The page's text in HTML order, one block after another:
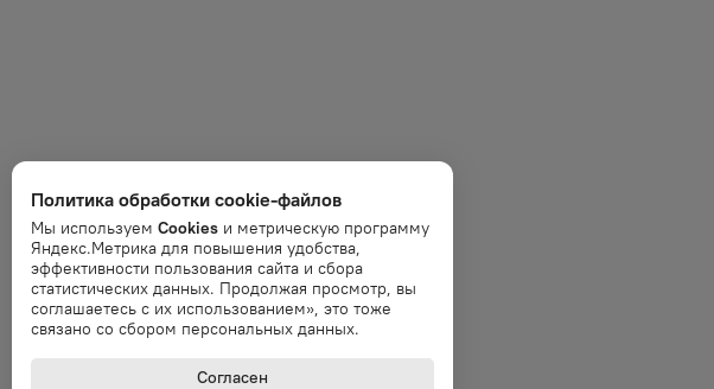
Политика обработки cookie-файлов
Мы используем Cookies и метрическую программу
Яндекс.Метрика для повышения удобства,
эффективности пользования сайта и сбора
статистических данных. Продолжая просмотр, вы
соглашаетесь с их использованием», это тоже
связано со сбором персональных данных.
Согласен